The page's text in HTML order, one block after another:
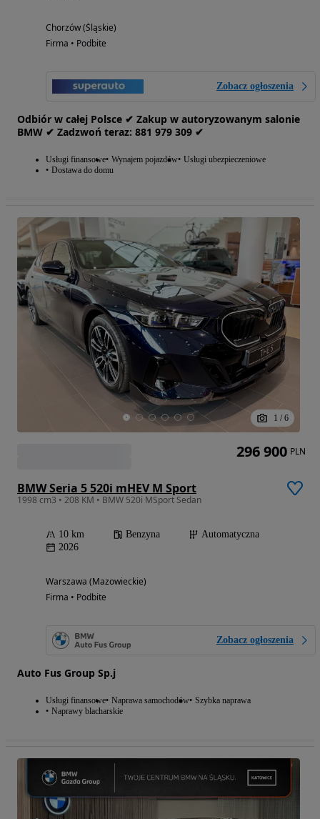
Chorzów (Śląskie)
Firma • Podbite
Zobacz ogłoszenia
Odbiór w całej Polsce ✔ Zakup w autoryzowanym salonie
BMW ✔ Zadzwoń teraz: 881‎ 979‎ 309 ✔
Usługi finansowe Wynajem pojazdów Usługi ubezpieczeniowe
Dostawa do domu
1 / 6
BMW Seria 5 520i mHEV M Sport
1998 cm3 • 208 KM • BMW 520i MSport Sedan
10 km Benzyna
Automatyczna
2026
Warszawa (Mazowieckie)
Firma • Podbite
Zobacz ogłoszenia
Auto Fus Group Sp.j
Usługi finansowe Naprawa samochodów Szybka naprawa
Naprawy blacharskie
296 900 PLN